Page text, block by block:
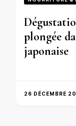
plongée
japonaise
26 DÉCEMBRE